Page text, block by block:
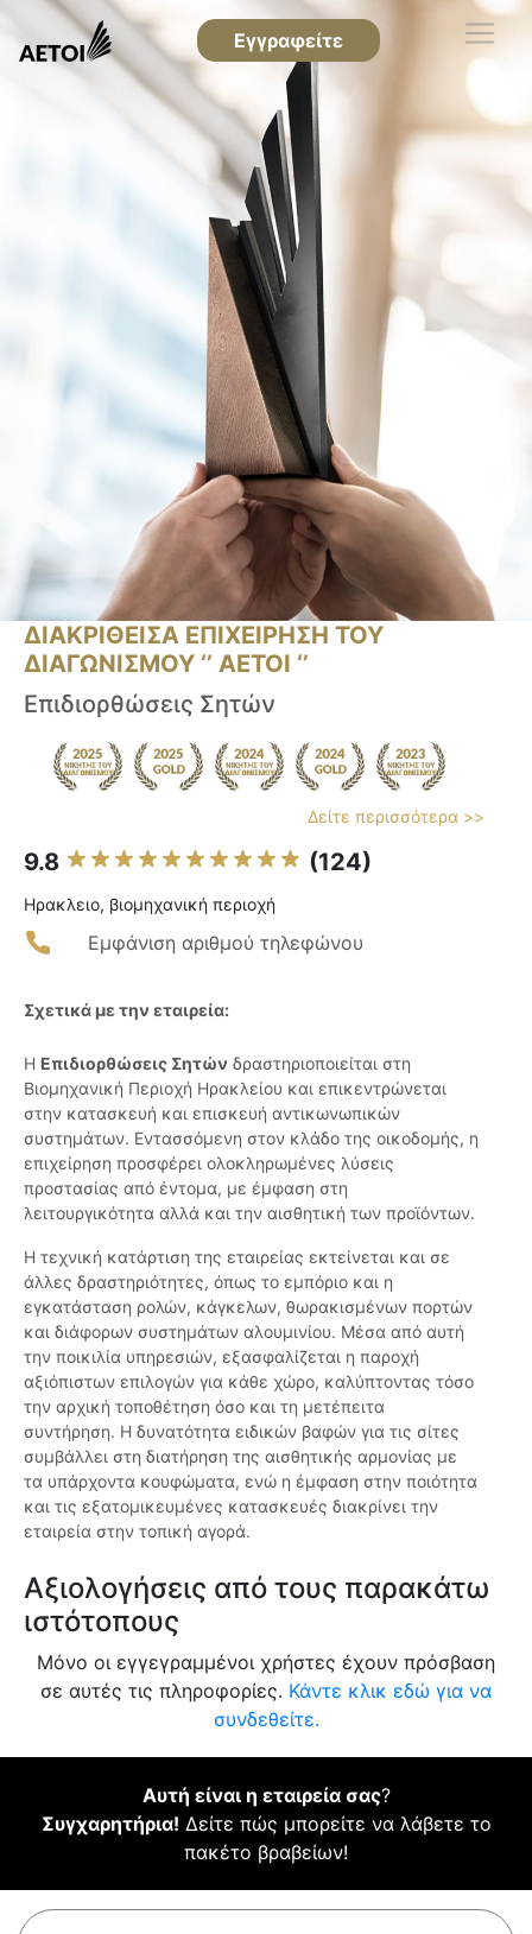
Εγγραφείτε
ΔΙΑΚΡΙΘΕΙΣΑ ΕΠΙΧΕΙΡΗΣΗ ΤΟΥ
ΔΙΑΓΩΝΙΣΜΟΥ ‘’ ΑΕΤΟΙ ‘’
Επιδιορθώσεις Σητών
Δείτε περισσότερα >>
9.8 (124)
Ηρακλειο, βιομηχανική περιοχή
Εμφάνιση αριθμού τηλεφώνου
Σχετικά με την εταιρεία:
Η Επιδιορθώσεις Σητών δραστηριοποιείται στη
Βιομηχανική Περιοχή Ηρακλείου και επικεντρώνεται
στην κατασκευή και επισκευή αντικωνωπικών
συστημάτων. Εντασσόμενη στον κλάδο της οικοδομής, η
επιχείρηση προσφέρει ολοκληρωμένες λύσεις
προστασίας από έντομα, με έμφαση στη
λειτουργικότητα αλλά και την αισθητική των προϊόντων.
Η τεχνική κατάρτιση της εταιρείας εκτείνεται και σε
άλλες δραστηριότητες, όπως το εμπόριο και η
εγκατάσταση ρολών, κάγκελων, θωρακισμένων πορτών
και διάφορων συστημάτων αλουμινίου. Μέσα από αυτή
την ποικιλία υπηρεσιών, εξασφαλίζεται η παροχή
αξιόπιστων επιλογών για κάθε χώρο, καλύπτοντας τόσο
την αρχική τοποθέτηση όσο και τη μετέπειτα
συντήρηση. Η δυνατότητα ειδικών βαφών για τις σίτες
συμβάλλει στη διατήρηση της αισθητικής αρμονίας με
τα υπάρχοντα κουφώματα, ενώ η έμφαση στην ποιότητα
και τις εξατομικευμένες κατασκευές διακρίνει την
εταιρεία στην τοπική αγορά.
Αξιολογήσεις από τους παρακάτω
ιστότοπους
Μόνο οι εγγεγραμμένοι χρήστες έχουν πρόσβαση
σε αυτές τις πληροφορίες. Κάντε κλικ εδώ για να
συνδεθείτε.
Αυτή είναι η εταιρεία σας?
Συγχαρητήρια! Δείτε πώς μπορείτε να λάβετε το
πακέτο βραβείων!